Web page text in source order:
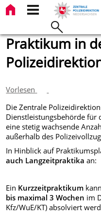
Praktikum in
Vorlesen
Die Zentrale
Dienstleistungsbehörde für
eine stetig wachsende
außerhalb des
In Hinblick auf
auch Langzeitpraktika an:
Ein Kurzzeitpraktikum
bis maximal 3 Wochen im
Kfz/WuE/KT) absolviert